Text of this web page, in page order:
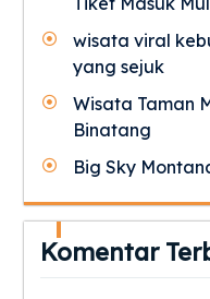
wisata viral
yang sejuk
Wisata Taman
Binatang
Big Sky
Komentar